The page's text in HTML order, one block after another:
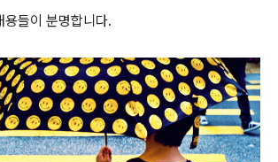
들이 분명합니다.